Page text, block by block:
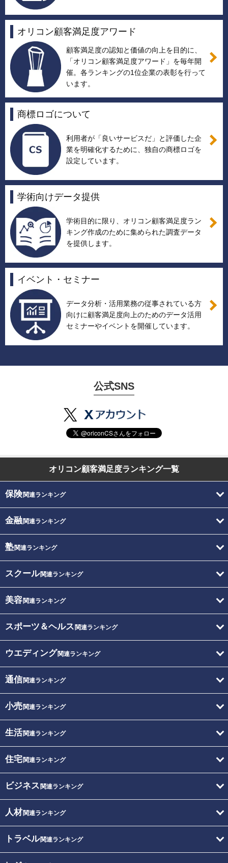
オリコン顧客満足度アワード
顧客満足度の認知と価値の向上を目的に、
「オリコン顧客満足度アワード」を毎年開
催。各ランキングの1位企業の表彰を行って
います。
商標ロゴについて
利用者が「良いサービスだ」と評価した企
業を明確化するために、独自の商標ロゴを
設定しています。
学術向けデータ提供
学術目的に限り、オリコン顧客満足度ラン
キング作成のために集められた調査データ
を提供します。
イベント・セミナー
データ分析・活用業務の従事されている方
向けに顧客満足度向上のためのデータ活用
セミナーやイベントを開催しています。
公式SNS
オリコン顧客満足度ランキング一覧
保険関連ランキング
金融関連ランキング
塾関連ランキング
スクール関連ランキング
美容関連ランキング
スポーツ＆ヘルス 関連ランキング
ウエディング関連ランキング
通信関連ランキング
小売関連ランキング
生活関連ランキング
住宅関連ランキング
ビジネス 関連ランキング
人材関連ランキング
トラベル関連ランキング